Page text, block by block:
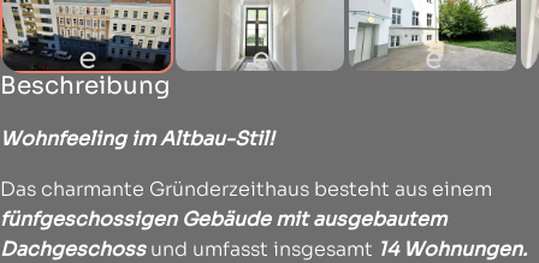
Beschreibung
Wohnfeeling im Altbau-Stil!
Das charmante Gründerzeithaus besteht aus einem
fünfgeschossigen Gebäude mit ausgebautem
Dachgeschossund umfasst insgesamt 14 Wohnungen.